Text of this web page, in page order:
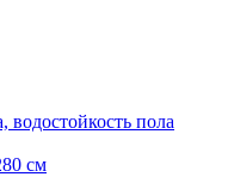
водостойкость пола
см